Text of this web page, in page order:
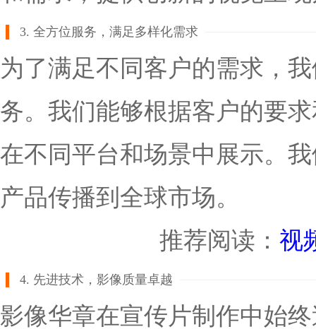
3. 全方位服务，满足多样化需求
为了满足不同客户的需求，
务。我们能够根据客户的要
在不同平台和场景中展示。
产品传播到全球市场。
推荐阅读： 视
4. 先进技术，影像质量卓越
影像华章在宣传片制作中始